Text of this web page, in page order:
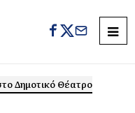
Δημοτικό Θέατρο